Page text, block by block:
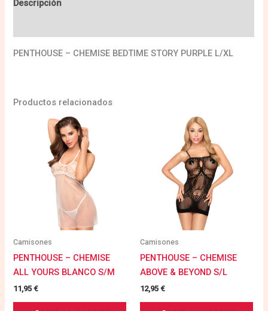
Descripción
PENTHOUSE – CHEMISE BEDTIME STORY PURPLE L/XL
Productos relacionados
Camisones
PENTHOUSE – CHEMISE
ALL YOURS BLANCO S/M
11,95€
Camisones
PENTHOUSE – CHEMISE
ABOVE & BEYOND S/L
12,95€